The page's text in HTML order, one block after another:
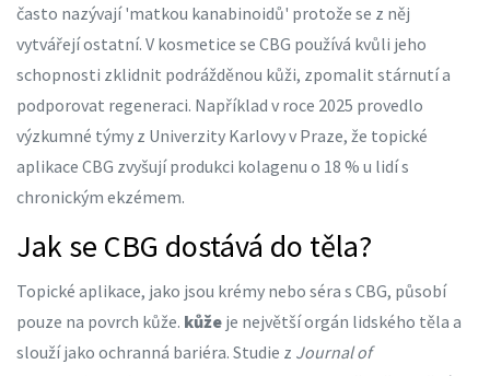
často nazývají 'matkou kanabinoidů' protože se z něj
vytvářejí ostatní. V kosmetice se CBG používá kvůli jeho
schopnosti zklidnit podrážděnou kůži, zpomalit stárnutí a
podporovat regeneraci. Například v roce 2025 provedlo
výzkumné týmy z Univerzity Karlovy v Praze, že topické
aplikace CBG zvyšují produkci kolagenu o 18 % u lidí s
chronickým ekzémem.
Jak se CBG dostává do těla?
Topické aplikace, jako jsou krémy nebo séra s CBG, působí
pouze na povrch kůže. kůže je největší orgán lidského těla a
slouží jako ochranná bariéra. Studie z Journal of